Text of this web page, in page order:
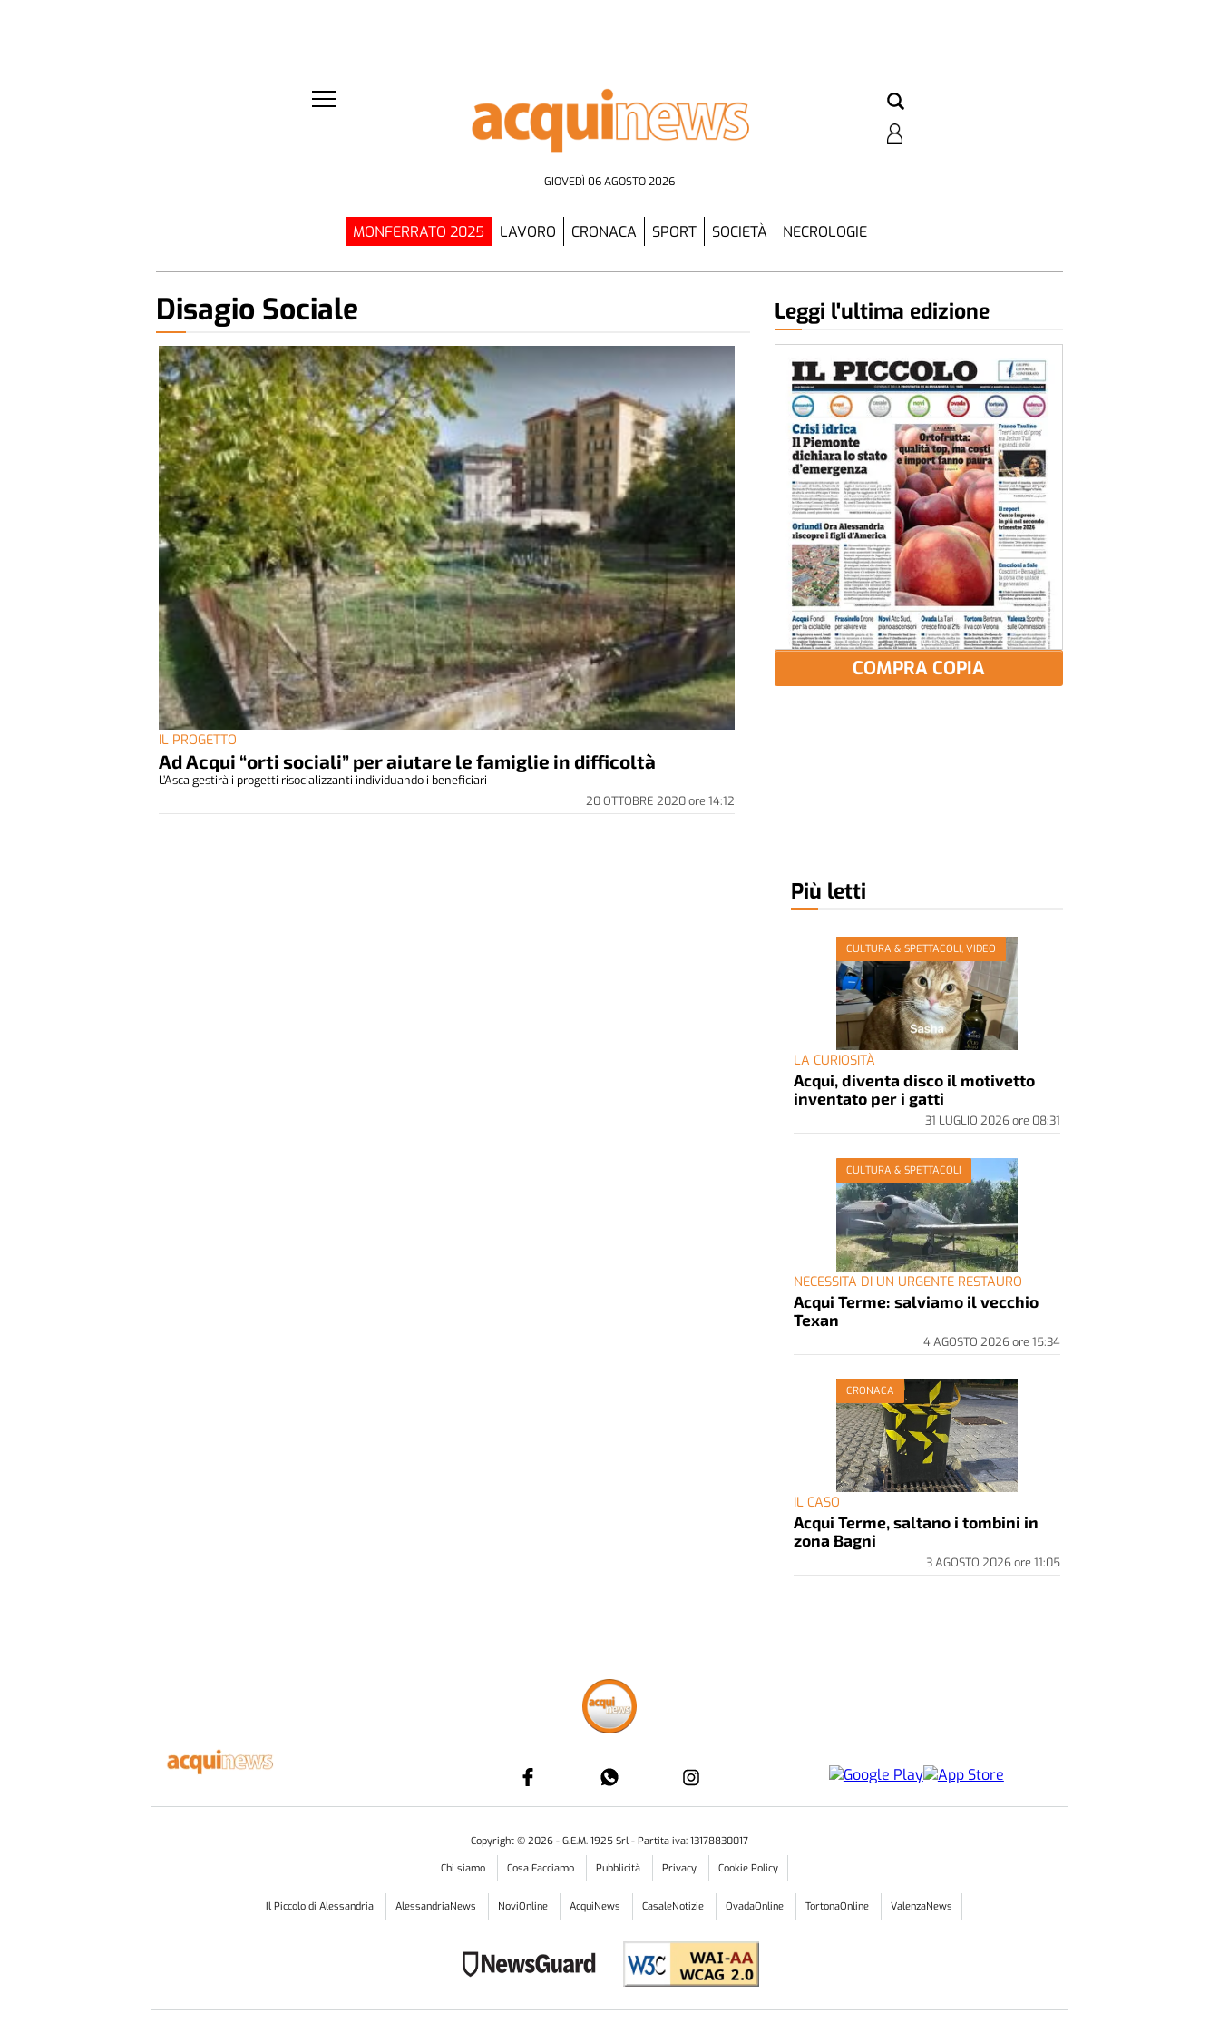
GIOVEDÌ 06 AGOSTO 2026
MONFERRATO 2025 LAVORO CRONACA SPORT SOCIETÀ NECROLOGIE
Disagio Sociale
IL PROGETTO
Ad Acqui “orti sociali” per aiutare le famiglie in difficoltà
20 OTTOBRE 2020ore 14:12
L’Asca gestirà i progetti risocializzanti individuando i beneficiari
Leggi l'ultima edizione
COMPRA COPIA
Più letti
CULTURA & SPETTACOLI, VIDEO
LA CURIOSITÀ
Acqui, diventa disco il motivetto
inventato per i gatti
31 LUGLIO 2026ore 08:31
CULTURA & SPETTACOLI
NECESSITA DI UN URGENTE RESTAURO
Acqui Terme: salviamo il vecchio
Texan
4 AGOSTO 2026ore 15:34
CRONACA
IL CASO
Acqui Terme, saltano i tombini in
zona Bagni
3 AGOSTO 2026ore 11:05
Copyright © 2026 - G.E.M. 1925 Srl - Partita iva: 13178830017
Chi siamo
Cosa Facciamo Pubblicità Privacy Cookie Policy
Il Piccolo di Alessandria AlessandriaNews NoviOnline AcquiNews CasaleNotizie OvadaOnline TortonaOnline ValenzaNews